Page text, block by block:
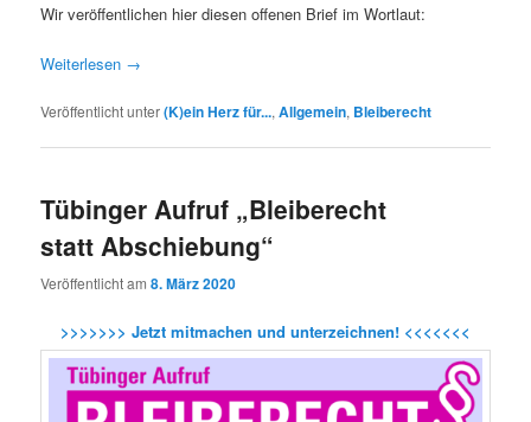
Wir veröffentlichen hier diesen offenen Brief im Wortlaut:
Weiterlesen →
Veröffentlicht unter(K)ein Herz für...,Allgemein, Bleiberecht
Tübinger Aufruf „Bleiberecht
statt Abschiebung“
Veröffentlicht am8. März 2020
>>>>>>> Jetzt mitmachen und unterzeichnen! <<<<<<<